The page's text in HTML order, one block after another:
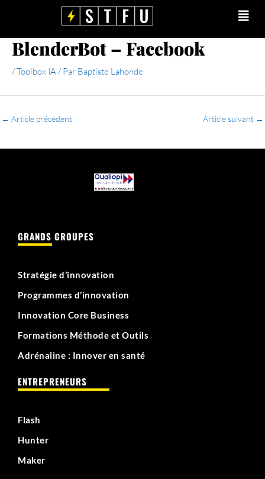
Main
BlenderBot – Facebook
/Toolbox IA/ Par Baptiste Lahonde
← Article précédent Article suivant →
GRANDS GROUPES
Stratégie d’innovation
Programmes d’innovation
Innovation Core Business
Formations Méthode et Outils
Adrénaline : Innover en santé
ENTREPRENEURS
Flash
Hunter
Maker